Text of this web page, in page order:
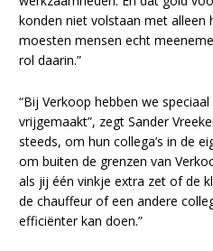
konden niet volstaan met alleen
moesten mensen echt
rol daarin.”
“Bij Verkoop hebben we
vrijgemaakt”, zegt Sander
steeds, om hun collega’s in de
om buiten de grenzen van
als jij één vinkje extra zet of de
de chauffeur of een andere
efficiënter kan doen.”